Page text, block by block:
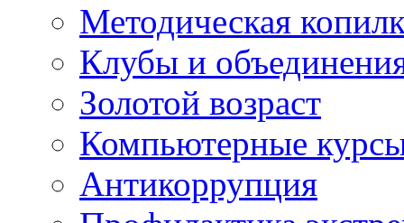
Методическая
Клубы и
Золотой возраст
Компьютерные
Антикоррупция